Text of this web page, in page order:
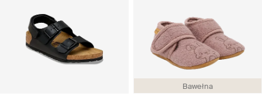
Bawełna